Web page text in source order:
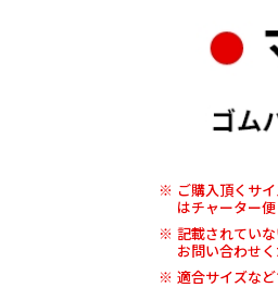
ご購入頂くサ
はチャーター
記載されてい
お問い合わせく
適合サイズな